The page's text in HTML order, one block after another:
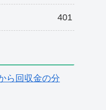
401
ら回収金の分